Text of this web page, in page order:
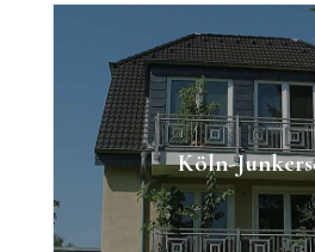
Köln-Zimmer: 3
Fläche:
Kaufpreis: